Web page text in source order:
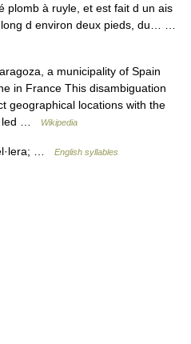
plomb à ruyle, et est fait d un ais
d environ deux pieds, du… …
a municipality of Spain
in France This disambiguation
geographical locations with the
led …
Wikipedia
… English syllables